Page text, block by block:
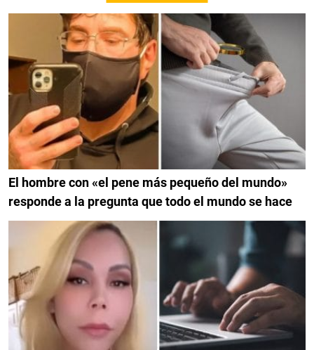
El hombre con «el pene más pequeño del mundo»
responde a la pregunta que todo el mundo se hace